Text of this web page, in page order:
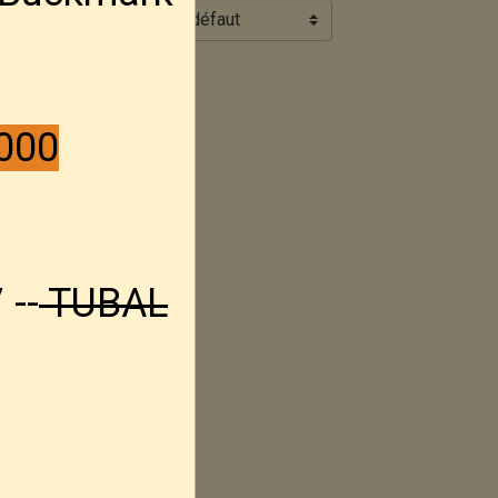
SL8.
--TUBAL